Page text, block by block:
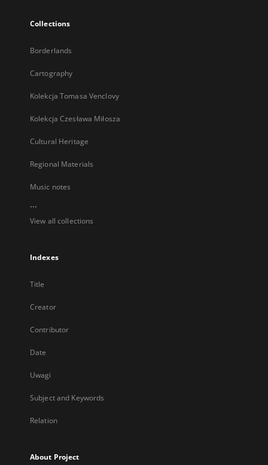
Collections
Borderlands
Cartography
Kolekcja Tomasa Venclovy
Kolekcja Czesława Miłosza
Cultural Heritage
Regional Materials
Music notes
...
View all collections
Indexes
Title
Creator
Contributor
Date
Uwagi
Subject and Keywords
Relation
About Project